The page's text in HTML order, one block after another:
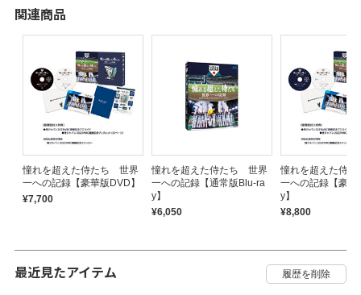
関連商品
憧れを超えた侍たち 世界
一への記録【豪華版DVD】
¥7,700
憧れを超えた侍たち 世界
一への記録【通常版Blu-ra
y】
¥6,050
憧れを超えた侍
一への記録【豪華
y】
¥8,800
最近見たアイテム